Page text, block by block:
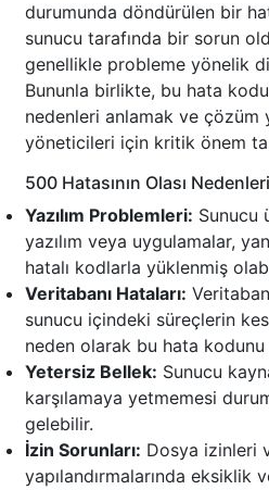
durumunda döndürülen bir
sunucu tarafında bir sorun
genellikle probleme yönelik
Bununla birlikte, bu hata
nedenleri anlamak ve çözüm
yöneticileri için kritik önem
500 Hatasının Olası Nedenleri
Yazılım Problemleri: Sunucu
yazılım veya uygulamalar,
hatalı kodlarla yüklenmiş
Veritabanı Hataları:
sunucu içindeki süreçlerin
neden olarak bu hata kodunu
Yetersiz Bellek: Sunucu
karşılamaya yetmemesi
gelebilir.
İzin Sorunları: Dosya izinleri
yapılandırmalarında eksiklik